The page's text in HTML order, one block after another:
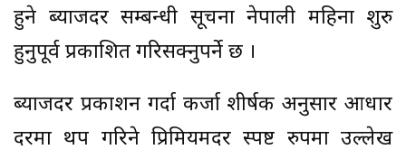
हुने ब्याजदर सम्बन्धी सूचना नेपाली महिना शुरु
हुनुपूर्व प्रकाशित गरिसक्नुपर्ने छ ।
ब्याजदर प्रकाशन गर्दा कर्जा शीर्षक अनुसार आधार
दरमा थप गरिने प्रिमियमदर स्पष्ट रुपमा उल्लेख